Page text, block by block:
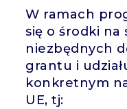
W ramach
się o środki na
niezbędnych
grantu i
konkretnym
UE, tj: